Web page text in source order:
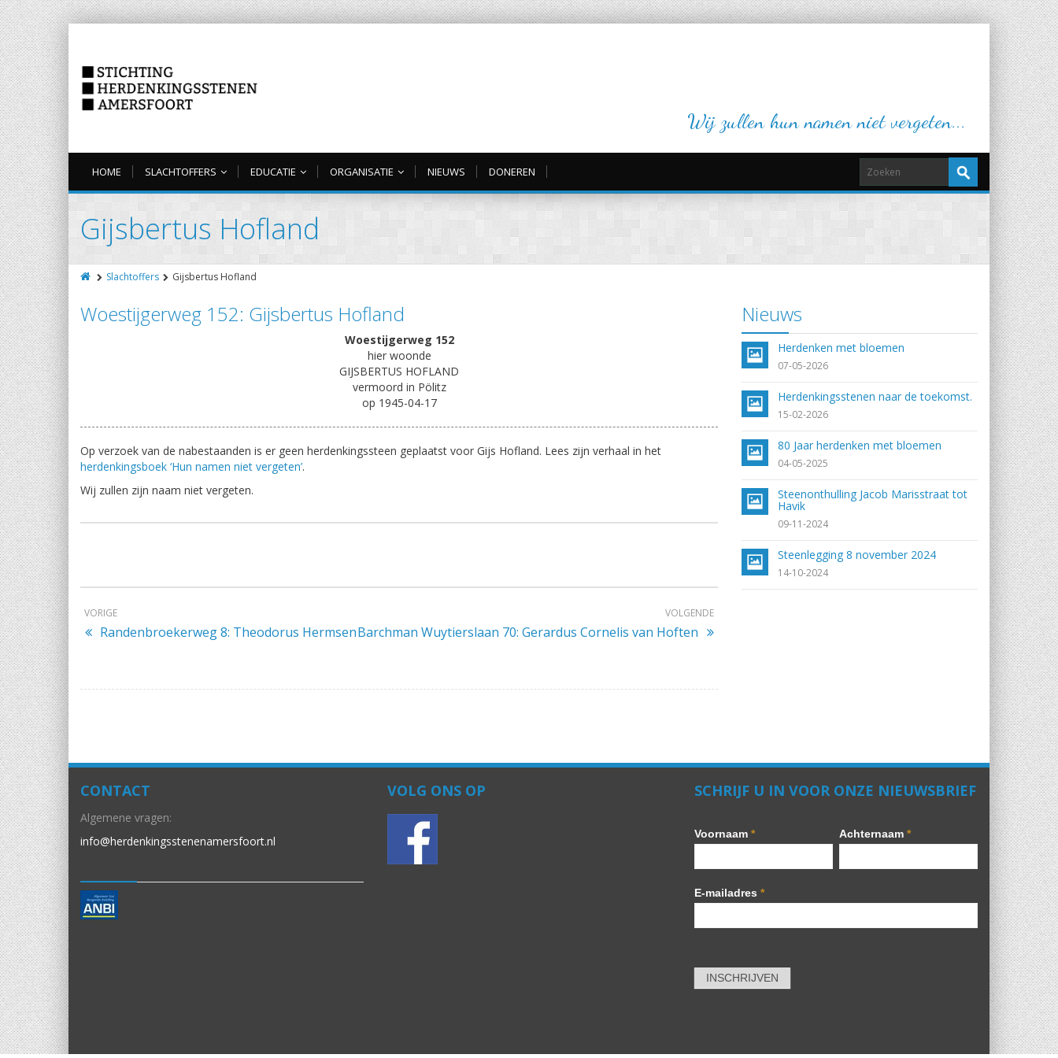
Wij zullen hun namen niet vergeten...
HOME SLACHTOFFERS EDUCATIE ORGANISATIE NIEUWS DONEREN
Gijsbertus Hofland
Slachtoffers Gijsbertus Hofland
Woestijgerweg 152: Gijsbertus Hofland
Woestijgerweg 152
hier woonde
GIJSBERTUS HOFLAND
vermoord in Pölitz
op 1945-04-17
Op verzoek van de nabestaanden is er geen herdenkingssteen geplaatst voor Gijs Hofland. Lees zijn verhaal in het
herdenkingsboek ‘Hun namen niet vergeten’.
Wij zullen zijn naam niet vergeten.
VORIGE
Randenbroekerweg 8: Theodorus Hermsen
VOLGENDE
Barchman Wuytierslaan 70: Gerardus Cornelis van Hoften
Nieuws
Herdenken met bloemen
07-05-2026
Herdenkingsstenen naar de toekomst.
15-02-2026
80 Jaar herdenken met bloemen
04-05-2025
Steenonthulling Jacob Marisstraat tot
Havik
09-11-2024
Steenlegging 8 november 2024
14-10-2024
CONTACT
Algemene vragen:
info@herdenkingsstenenamersfoort.nl
VOLG ONS OP SCHRIJF U IN VOOR ONZE NIEUWSBRIEF
Voornaam * Achternaam *
E-mailadres *
INSCHRIJVEN